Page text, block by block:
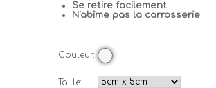
Se retire facilement
N'abîme pas la carrosserie
Couleur:
Taille: